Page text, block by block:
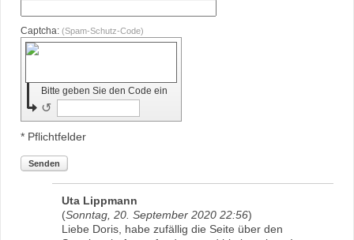
Captcha: (Spam-Schutz-Code)
Bitte geben Sie den Code ein
↺
* Pflichtfelder
Senden
Uta Lippmann
(Sonntag, 20. September 2020 22:56)
Liebe Doris, habe zufällig die Seite über den